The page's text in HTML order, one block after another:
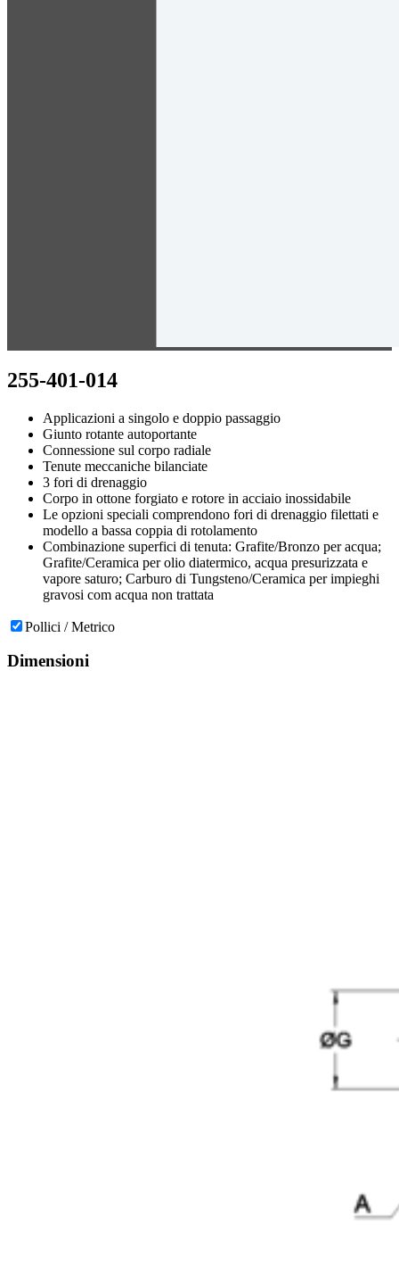
255-401-014
Applicazioni a singolo e doppio passaggio
Giunto rotante autoportante
Connessione sul corpo radiale
Tenute meccaniche bilanciate
3 fori di drenaggio
Corpo in ottone forgiato e rotore in acciaio inossidabile
Le opzioni speciali comprendono fori di drenaggio filettati e
modello a bassa coppia di rotolamento
Combinazione superfici di tenuta: Grafite/Bronzo per acqua;
Grafite/Ceramica per olio diatermico, acqua presurizzata e
vapore saturo; Carburo di Tungsteno/Ceramica per impieghi
gravosi com acqua non trattata
Pollici / Metrico
Dimensioni